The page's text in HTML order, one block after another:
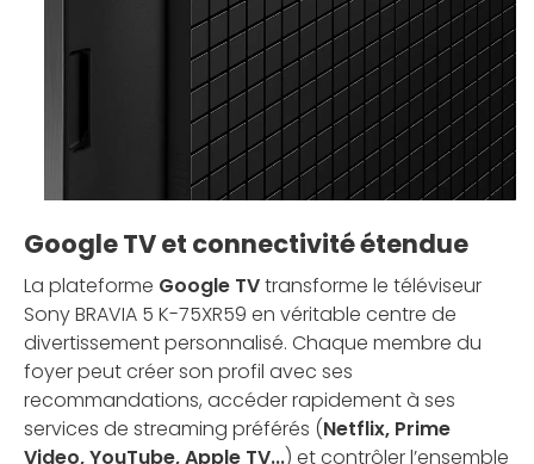
Google TV et connectivité étendue
La plateforme Google TVtransforme le téléviseur
Sony BRAVIA 5 K-75XR59 en véritable centre de
divertissement personnalisé. Chaque membre du
foyer peut créer son profil avec ses
recommandations, accéder rapidement à ses
services de streaming préférés (Netflix, Prime
Video, YouTube, Apple TV...) et contrôler l’ensemble